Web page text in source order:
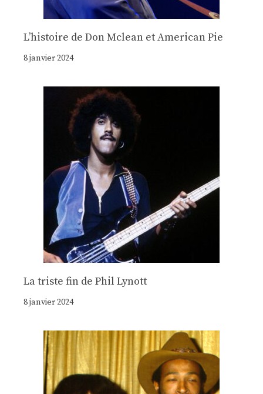
Lʼhistoire de Don Mclean et American Pie
8 janvier 2024
La triste fin de Phil Lynott
8 janvier 2024